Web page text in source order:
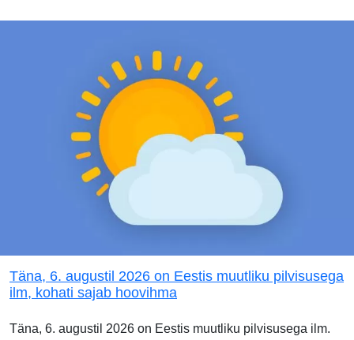
Täna, 6. augustil 2026 on Eestis muutliku pilvisusega
ilm, kohati sajab hoovihma
Täna, 6. augustil 2026 on Eestis muutliku pilvisusega ilm.